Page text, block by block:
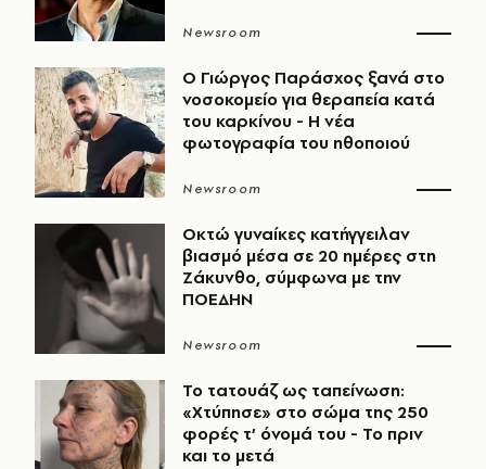
Newsroom
O Γιώργος Παράσχος ξανά στο
νοσοκομείο για θεραπεία κατά
του καρκίνου - Η νέα
φωτογραφία του ηθοποιού
Newsroom
Οκτώ γυναίκες κατήγγειλαν
βιασμό μέσα σε 20 ημέρες στη
Ζάκυνθο, σύμφωνα με την
ΠΟΕΔΗΝ
Newsroom
Το τατουάζ ως ταπείνωση:
«Χτύπησε» στο σώμα της 250
φορές τ’ όνομά του - Το πριν
και το μετά